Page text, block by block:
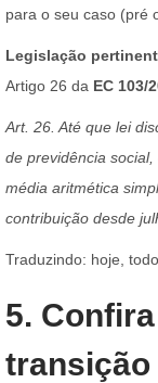
para o seu caso (pré
Legislação
Artigo 26 da EC 103/
Art. 26. Até que lei
de previdência
média aritmética
contribuição desde
Traduzindo: hoje,
5.